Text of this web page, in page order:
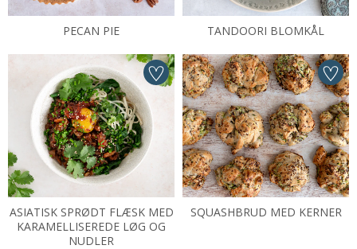
PECAN PIE TANDOORI BLOMKÅL
ASIATISK SPRØDT FLÆSK MED
KARAMELLISEREDE LØG OG
NUDLER
SQUASHBRUD MED KERNER